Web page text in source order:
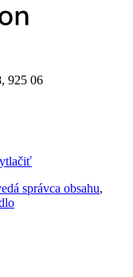
925 06
správca obsahu,